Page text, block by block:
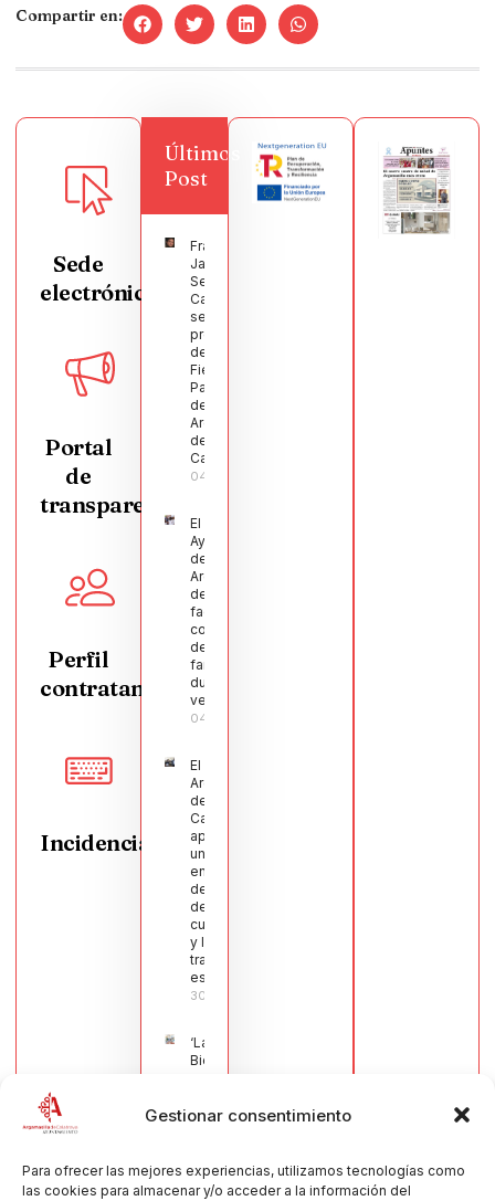
Gestionar consentimiento
Para ofrecer las mejores experiencias, utilizamos tecnologías como
las cookies para almacenar y/o acceder a la información del
Compartir en:
Sede
electrónica
Portal
de
transparencia
Perfil
contratante
Incidencias
Últimos
Post
Francisco
Javier
Segura
Castellanos
será el
pregonero
de las
Fiestas
Patronales
de
Argamasilla
de
Calatrava
04/08/2026
El
Ayuntamiento
de
Argamasilla
de Calatrava
facilita la
conciliación
de 200
familias
durante el
verano
04/08/2026
El Pleno de
Argamasilla
de
Calatrava
aprueba
una moción
en defensa
del sector
de la
cuchillería
y la navaja
tradicional
española
30/07/2026
‘La
Bienvenida’,
estampa de
de la Virgen
Muñoz
Muñoz,